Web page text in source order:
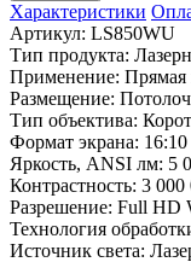
Характеристики
Артикул: LS850WU
Тип продукта:
Применение: Прямая
Размещение:
Тип объектива:
Формат экрана: 16:10
Яркость, ANSI лм: 5
Контрастность: 3 000
Разрешение: Full HD
Технология
Источник света: